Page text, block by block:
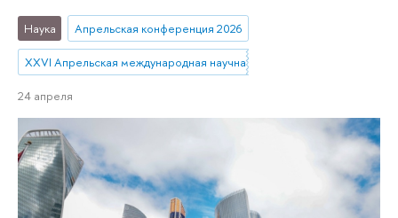
Наука Апрельская конференция 2026
XXVI Апрельская международная научная конференция имени Е.Г.
24 апреля